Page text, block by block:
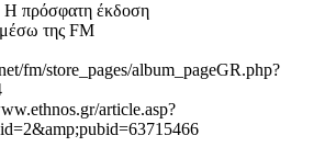
πρόσφατη έκδοση
της FM
fm/store_pages/album_pageGR.php?
article.asp?